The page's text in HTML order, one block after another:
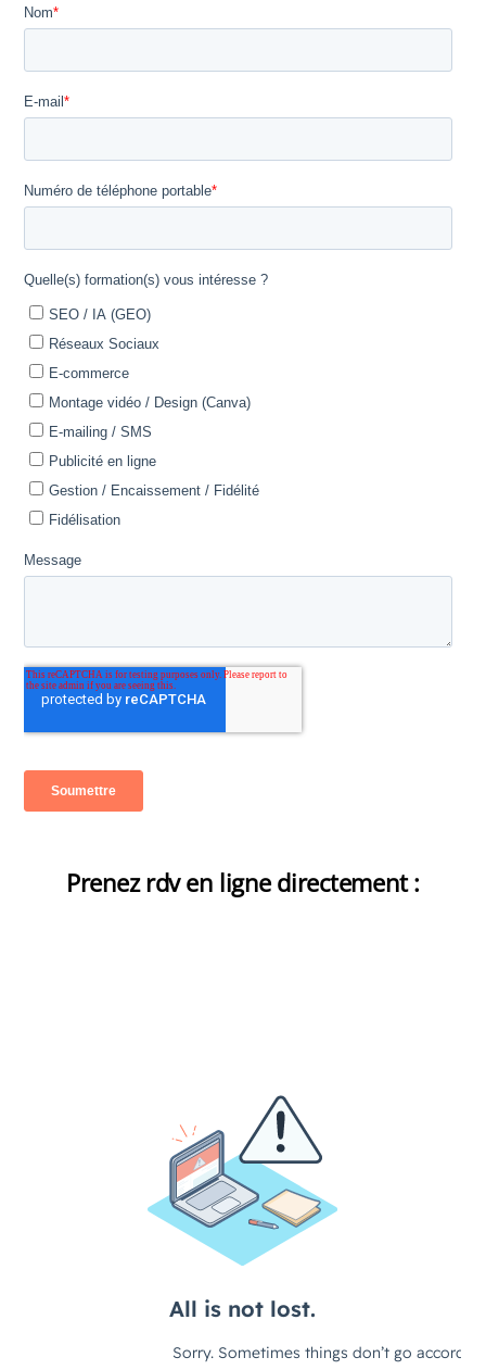
Prenez rdv en ligne directement :